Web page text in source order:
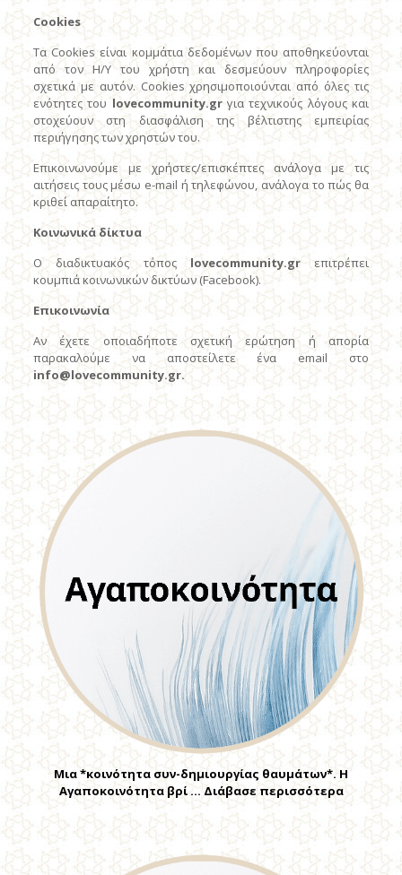
Cookies
Τα Cookies είναι κομμάτια δεδομένων που αποθηκεύονται
από τον Η/Υ του χρήστη και δεσμεύουν πληροφορίες
σχετικά με αυτόν. Cookies χρησιμοποιούνται από όλες τις
ενότητες του lovecommunity.grγια τεχνικούς λόγους και
στοχεύουν στη διασφάλιση της βέλτιστης εμπειρίας
περιήγησης των χρηστών του.
Επικοινωνούμε με χρήστες/επισκέπτες ανάλογα με τις
αιτήσεις τους μέσω e-mail ή τηλεφώνου, ανάλογα το πώς θα
κριθεί απαραίτητο.
Κοινωνικά δίκτυα
Ο διαδικτυακός τόπος lovecommunity.grεπιτρέπει
κουμπιά κοινωνικών δικτύων (Facebook).
Επικοινωνία
Αν έχετε οποιαδήποτε σχετική ερώτηση ή απορία
παρακαλούμε να αποστείλετε ένα email στο
info@lovecommunity.gr.
Μια *κοινότητα συν-δημιουργίας θαυμάτων*. Η
Αγαποκοινότητα βρί … Διάβασε περισσότερα